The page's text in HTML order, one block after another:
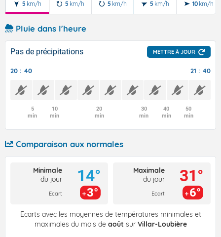
5 km/h 5 km/h 5 km/h 5 km/h 10 km/h
Pluie dans l'heure
Pas de précipitations METTRE À JOUR
20 : 40 21 : 40
5
min
10
min
20
min
30
min
40
min
50
min
Comparaison aux normales
Minimale
du jour
Ecart
14°
3°
Maximale
du jour
Ecart
31°
6°
Écarts avec les moyennes de températures minimales et
maximales du mois de août sur Villar-Loubière